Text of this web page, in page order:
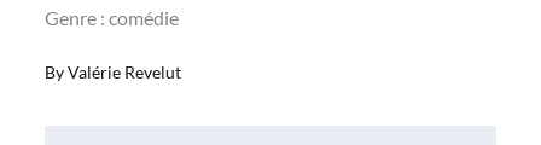
Genre : comédie
ByValérie Revelut